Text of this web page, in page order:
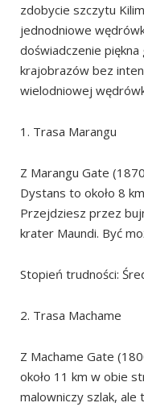
zdobycie szczytu
jednodniowe
doświadczenie
krajobrazów bez
wielodniowej
1. Trasa Marangu
Z Marangu Gate
Dystans to około 8
Przejdziesz przez
krater Maundi. Być
Stopień trudności:
2. Trasa Machame
Z Machame Gate
około 11 km w obie
malowniczy szlak, ale